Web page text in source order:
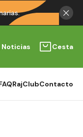
Noticias Cesta
RajClubContacto